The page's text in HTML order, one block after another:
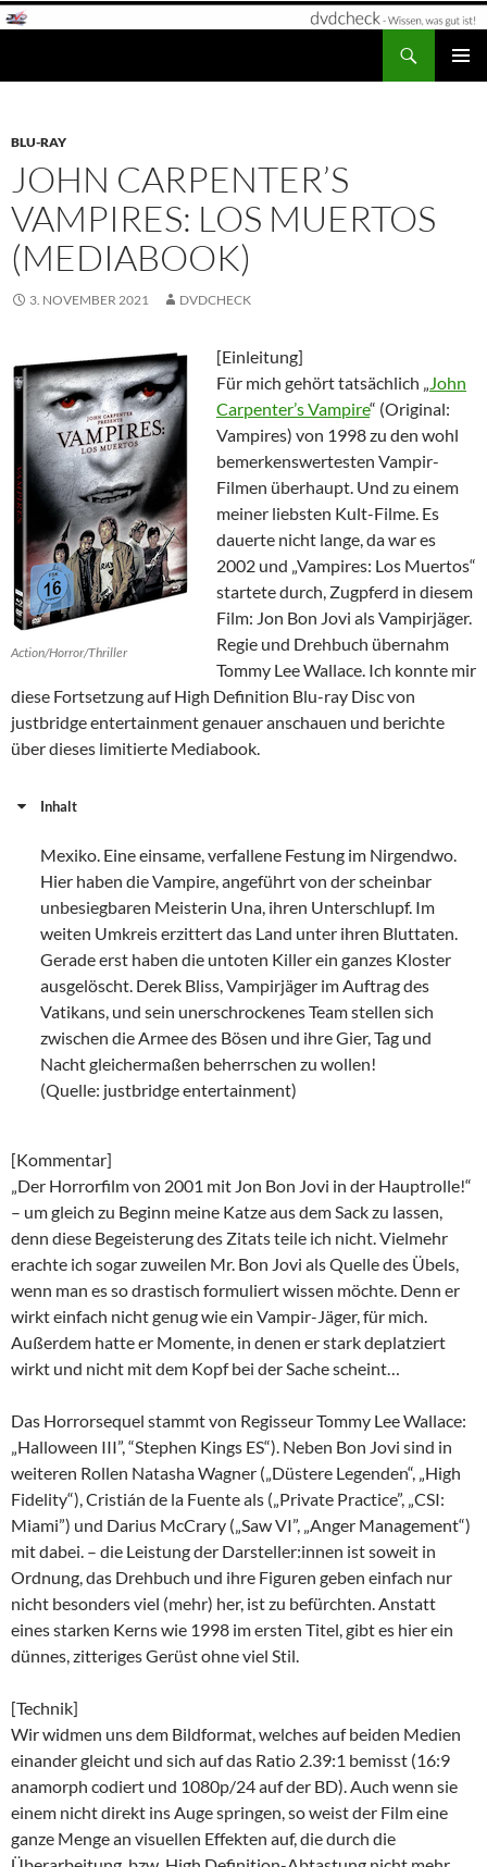
Zum
BLU-RAY
JOHN CARPENTER’S
VAMPIRES: LOS MUERTOS
(MEDIABOOK)
3. NOVEMBER 2021 DVDCHECK
Action/Horror/Thriller
[Einleitung]
Für mich gehört tatsächlich „
John
Carpenter’s Vampire“ (Original:
Vampires) von 1998 zu den wohl
bemerkenswertesten Vampir-
Filmen überhaupt. Und zu einem
meiner liebsten Kult-Filme. Es
dauerte nicht lange, da war es
2002 und „Vampires: Los Muertos“
startete durch, Zugpferd in diesem
Film: Jon Bon Jovi als Vampirjäger.
Regie und Drehbuch übernahm
Tommy Lee Wallace. Ich konnte mir
diese Fortsetzung auf High Definition Blu-ray Disc von
justbridge entertainment genauer anschauen und berichte
über dieses limitierte Mediabook.
Inhalt
Mexiko. Eine einsame, verfallene Festung im Nirgendwo.
Hier haben die Vampire, angeführt von der scheinbar
unbesiegbaren Meisterin Una, ihren Unterschlupf. Im
weiten Umkreis erzittert das Land unter ihren Bluttaten.
Gerade erst haben die untoten Killer ein ganzes Kloster
ausgelöscht. Derek Bliss, Vampirjäger im Auftrag des
Vatikans, und sein unerschrockenes Team stellen sich
zwischen die Armee des Bösen und ihre Gier, Tag und
Nacht gleichermaßen beherrschen zu wollen!
(Quelle: justbridge entertainment)
[Kommentar]
„Der Horrorfilm von 2001 mit Jon Bon Jovi in der Hauptrolle!“
– um gleich zu Beginn meine Katze aus dem Sack zu lassen,
denn diese Begeisterung des Zitats teile ich nicht. Vielmehr
erachte ich sogar zuweilen Mr. Bon Jovi als Quelle des Übels,
wenn man es so drastisch formuliert wissen möchte. Denn er
wirkt einfach nicht genug wie ein Vampir-Jäger, für mich.
Außerdem hatte er Momente, in denen er stark deplatziert
wirkt und nicht mit dem Kopf bei der Sache scheint…
Das Horrorsequel stammt von Regisseur Tommy Lee Wallace:
„Halloween III”, “Stephen Kings ES“). Neben Bon Jovi sind in
weiteren Rollen Natasha Wagner („Düstere Legenden“, „High
Fidelity“), Cristián de la Fuente als („Private Practice”, „CSI:
Miami”) und Darius McCrary („Saw VI”, „Anger Management“)
mit dabei. – die Leistung der Darsteller:innen ist soweit in
Ordnung, das Drehbuch und ihre Figuren geben einfach nur
nicht besonders viel (mehr) her, ist zu befürchten. Anstatt
eines starken Kerns wie 1998 im ersten Titel, gibt es hier ein
dünnes, zitteriges Gerüst ohne viel Stil.
[Technik]
Wir widmen uns dem Bildformat, welches auf beiden Medien
einander gleicht und sich auf das Ratio 2.39:1 bemisst (16:9
anamorph codiert und 1080p/24 auf der BD). Auch wenn sie
einem nicht direkt ins Auge springen, so weist der Film eine
ganze Menge an visuellen Effekten auf, die durch die